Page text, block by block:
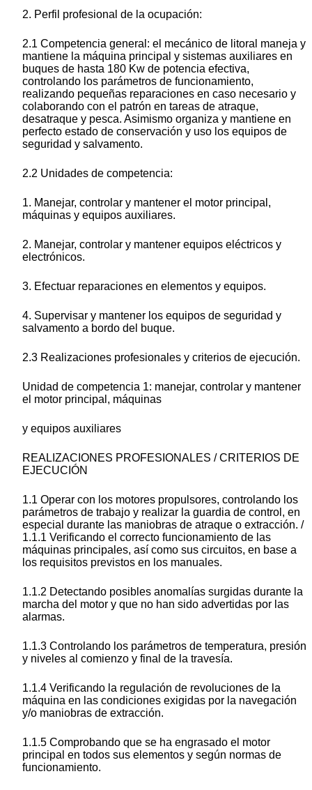
2. Perfil profesional de la ocupación:
2.1 Competencia general: el mecánico de litoral maneja y
mantiene la máquina principal y sistemas auxiliares en
buques de hasta 180 Kw de potencia efectiva,
controlando los parámetros de funcionamiento,
realizando pequeñas reparaciones en caso necesario y
colaborando con el patrón en tareas de atraque,
desatraque y pesca. Asimismo organiza y mantiene en
perfecto estado de conservación y uso los equipos de
seguridad y salvamento.
2.2 Unidades de competencia:
1. Manejar, controlar y mantener el motor principal,
máquinas y equipos auxiliares.
2. Manejar, controlar y mantener equipos eléctricos y
electrónicos.
3. Efectuar reparaciones en elementos y equipos.
4. Supervisar y mantener los equipos de seguridad y
salvamento a bordo del buque.
2.3 Realizaciones profesionales y criterios de ejecución.
Unidad de competencia 1: manejar, controlar y mantener
el motor principal, máquinas
y equipos auxiliares
REALIZACIONES PROFESIONALES / CRITERIOS DE
EJECUCIÓN
1.1 Operar con los motores propulsores, controlando los
parámetros de trabajo y realizar la guardia de control, en
especial durante las maniobras de atraque o extracción. /
1.1.1 Verificando el correcto funcionamiento de las
máquinas principales, así como sus circuitos, en base a
los requisitos previstos en los manuales.
1.1.2 Detectando posibles anomalías surgidas durante la
marcha del motor y que no han sido advertidas por las
alarmas.
1.1.3 Controlando los parámetros de temperatura, presión
y niveles al comienzo y final de la travesía.
1.1.4 Verificando la regulación de revoluciones de la
máquina en las condiciones exigidas por la navegación
y/o maniobras de extracción.
1.1.5 Comprobando que se ha engrasado el motor
principal en todos sus elementos y según normas de
funcionamiento.